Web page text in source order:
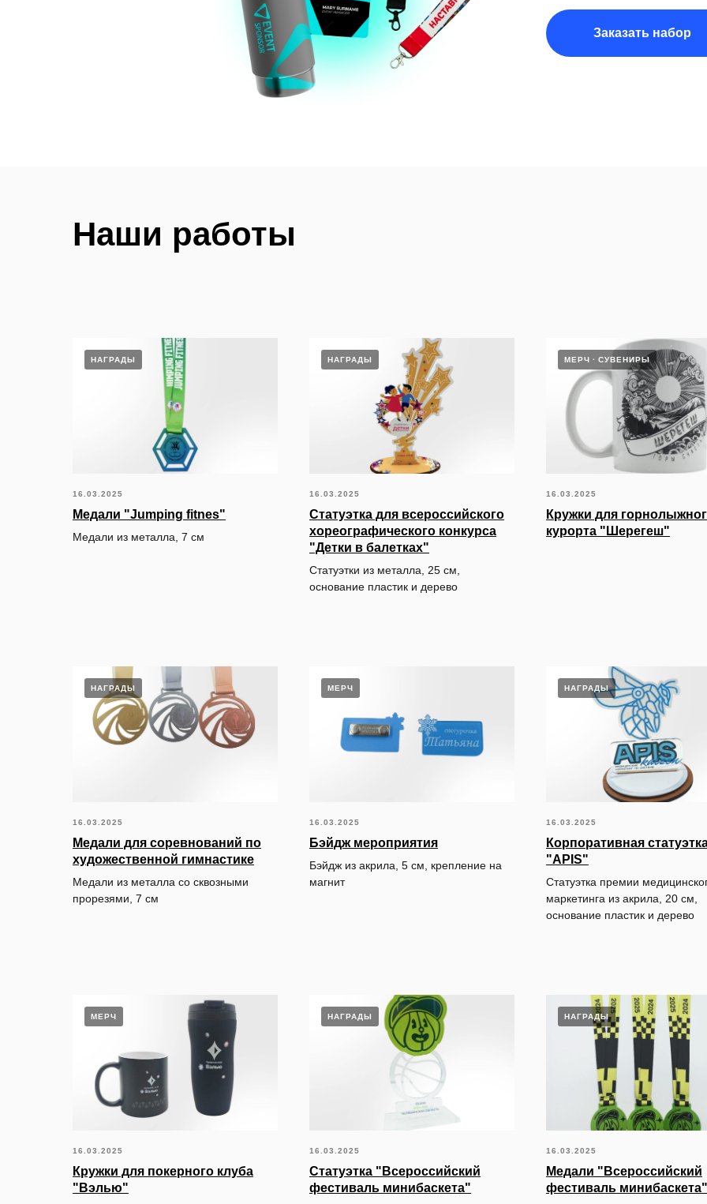
Заказать набор
Наши работы
НАГРАДЫ
16.03.2025
Медали "Jumping fitnes"
Медали из металла, 7 см
НАГРАДЫ
16.03.2025
Статуэтка для всероссийского
хореографического конкурса
"Детки в балетках"
Статуэтки из металла, 25 см,
основание пластик и дерево
МЕРЧ СУВЕНИРЫ
16.03.2025
Кружки для
курорта "Шерегеш"
НАГРАДЫ
16.03.2025
Медали для соревнований по
художественной гимнастике
Медали из металла со сквозными
прорезями, 7 см
МЕРЧ
16.03.2025
Бэйдж мероприятия
Бэйдж из акрила, 5 см, крепление на
магнит
НАГРАДЫ
16.03.2025
Корпоративная
"APIS"
Статуэтка премии
маркетинга из акрила, 20 см,
основание пластик и дерево
МЕРЧ
16.03.2025
Кружки для покерного клуба
"Вэлью"
НАГРАДЫ
16.03.2025
Статуэтка "Всероссийский
фестиваль минибаскета"
НАГРАДЫ
16.03.2025
Медали "Всероссийский
фестиваль минибаскета"